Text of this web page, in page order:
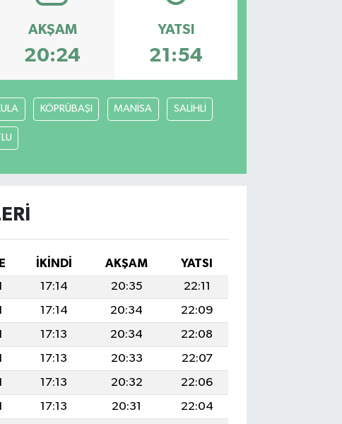
AKŞAM
20:24
YATSI
21:54
KÖPRÜBAŞI MANİSA SALİHLİ
İKINDI AKŞAM
YATSI
17:14 20:35
22:11
17:14 20:34
22:09
17:13 20:34
22:08
17:13 20:33
22:07
17:13 20:32
22:06
17:13 20:31
22:04